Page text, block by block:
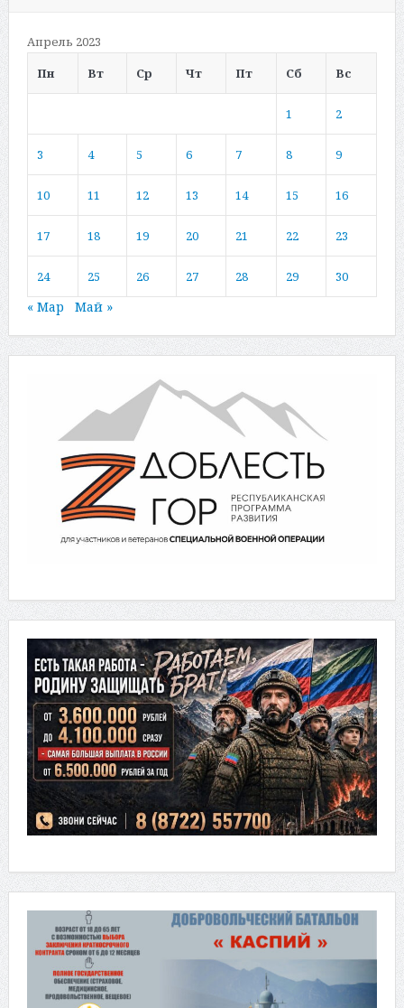
Апрель 2023
Пн
Вт Ср Чт Пт Сб Вс
1 2
3 4 5 6 7 8 9
10 11 12 13 14 15 16
17 18 19 20 21 22 23
24 25 26 27 28 29 30
« Мар Май »